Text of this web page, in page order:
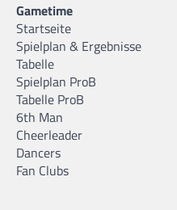
Gametime
Startseite
Spielplan & Ergebnisse
Tabelle
Spielplan ProB
Tabelle ProB
6th Man
Cheerleader
Dancers
Fan Clubs